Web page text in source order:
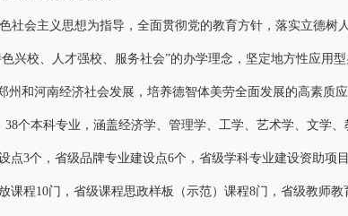
社会主义思想为指导，全面贯彻党的教育方针，落实立德树
兴校、人才强校、服务社会”的办学理念，坚定地方性应用型
和河南经济社会发展，培养德智体美劳全面发展的高素质应
38个本科专业，涵盖经济学、管理学、工学、艺术学、文学、
点3个，省级品牌专业建设点6个，省级学科专业建设资助项
课程10门，省级课程思政样板（示范）课程8门，省级教师教